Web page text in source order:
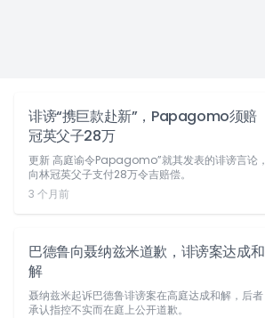
诽谤“携巨款赴新”，Papagomo须赔
冠英父子28万
更新 高庭谕令Papagomo”就其发表的诽谤言论，
向林冠英父子支付28万令吉赔偿。
3 个月前
巴德鲁向聂纳兹米道歉，诽谤案达成和
解
聂纳兹米起诉巴德鲁诽谤案在高庭达成和解，后者
承认指控不实而在庭上公开道歉。